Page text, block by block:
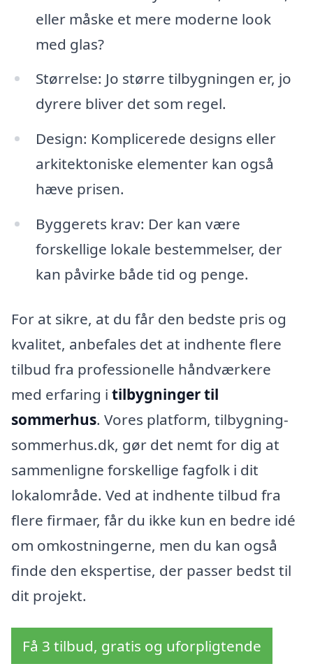
eller måske et mere moderne look
med glas?
Størrelse: Jo større tilbygningen er, jo
dyrere bliver det som regel.
Design: Komplicerede designs eller
arkitektoniske elementer kan også
hæve prisen.
Byggerets krav: Der kan være
forskellige lokale bestemmelser, der
kan påvirke både tid og penge.
For at sikre, at du får den bedste pris og
kvalitet, anbefales det at indhente flere
tilbud fra professionelle håndværkere
med erfaring i tilbygninger til
sommerhus. Vores platform, tilbygning-
sommerhus.dk, gør det nemt for dig at
sammenligne forskellige fagfolk i dit
lokalområde. Ved at indhente tilbud fra
flere firmaer, får du ikke kun en bedre idé
om omkostningerne, men du kan også
finde den ekspertise, der passer bedst til
dit projekt.
Få 3 tilbud, gratis og uforpligtende